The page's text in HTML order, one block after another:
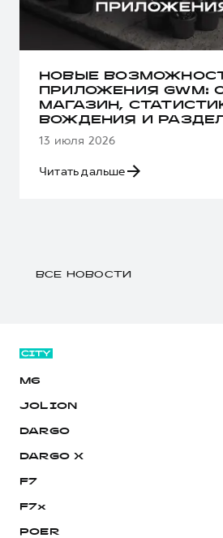
НОВЫЕ
ПРИЛОЖЕНИЯ GWM:
МАГАЗИН,
ВОЖДЕНИЯ И
13 июля 2026
Читать дальше
ВСЕ НОВОСТИ
M6
JOLION
DARGO
DARGO Х
F7
F7x
POER